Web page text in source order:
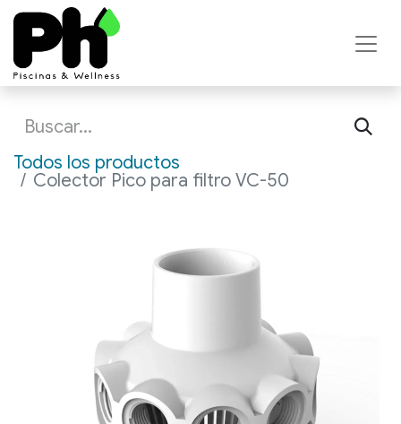
Todos los productos
Colector Pico para filtro VC-50